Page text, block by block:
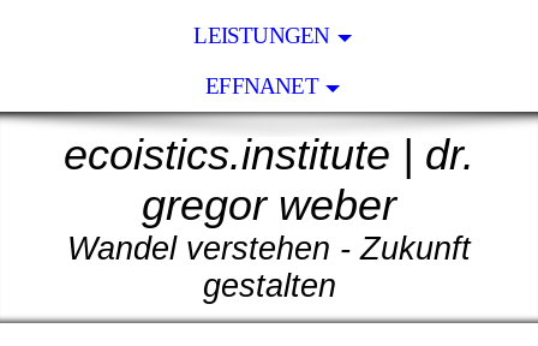
LEISTUNGEN
EFFNANET
ecoistics.institute
dr.
gregor weber
Wandel verstehen - Zukunft
gestalten